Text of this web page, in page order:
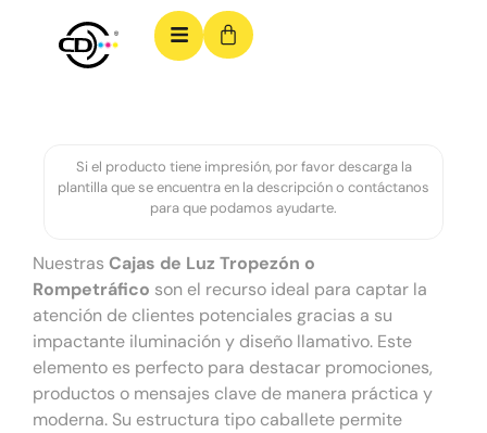
Si el producto tiene impresión, por favor descarga la
plantilla que se encuentra en la descripción o contáctanos
para que podamos ayudarte.
Nuestras Cajas de Luz Tropezón o
Rompetráfico son el recurso ideal para captar la
atención de clientes potenciales gracias a su
impactante iluminación y diseño llamativo. Este
elemento es perfecto para destacar promociones,
productos o mensajes clave de manera práctica y
moderna. Su estructura tipo caballete permite